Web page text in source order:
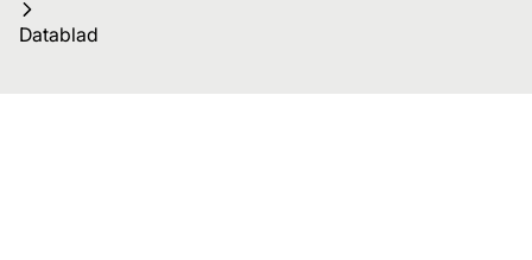
Datablad